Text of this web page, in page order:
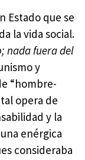
Estado que se
la vida social.
nada fuera del
y
“hombre-
opera de
y la
enérgica
consideraba